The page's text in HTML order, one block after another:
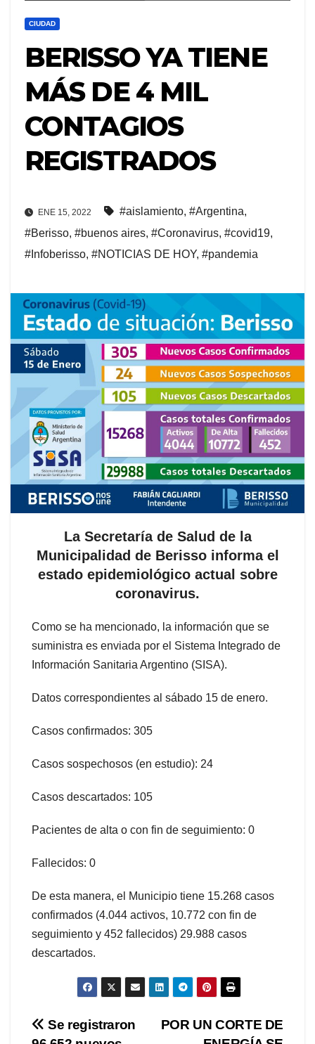
CIUDAD
BERISSO YA TIENE
MÁS DE 4 MIL
CONTAGIOS
REGISTRADOS
ENE 15, 2022 #aislamiento, #Argentina,
#Berisso, #buenos aires, #Coronavirus, #covid19,
#Infoberisso, #NOTICIAS DE HOY, #pandemia
La Secretaría de Salud de la
Municipalidad de Berisso informa el
estado epidemiológico actual sobre
coronavirus.
Como se ha mencionado, la información que se
suministra es enviada por el Sistema Integrado de
Información Sanitaria Argentino (SISA).
Datos correspondientes al sábado 15 de enero.
Casos confirmados: 305
Casos sospechosos (en estudio): 24
Casos descartados: 105
Pacientes de alta o con fin de seguimiento: 0
Fallecidos: 0
De esta manera, el Municipio tiene 15.268 casos
confirmados (4.044 activos, 10.772 con fin de
seguimiento y 452 fallecidos) 29.988 casos
descartados.
Navegación
POR UN CORTE DE
Se registraron